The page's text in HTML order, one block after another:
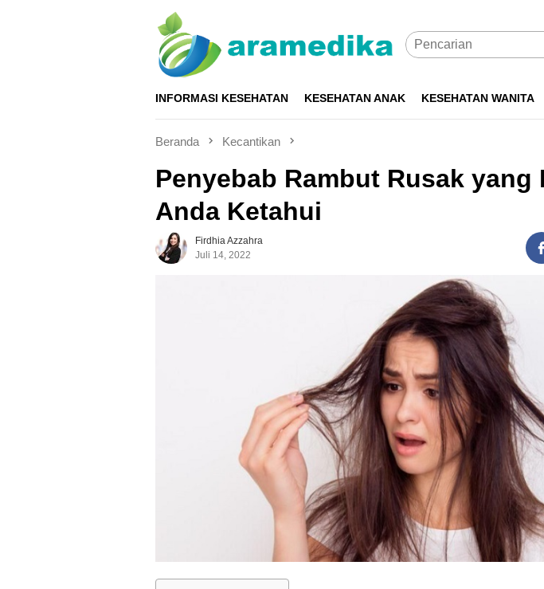
INFORMASI KESEHATAN KESEHATAN ANAK KESEHATAN WANITA
Beranda Kecantikan
Penyebab Rambut Rusak yang
Anda Ketahui
Firdhia Azzahra
Juli 14, 2022